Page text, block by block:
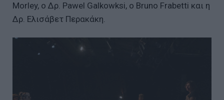
Morley, ο Δρ. Pawel Galkowksi, ο Bruno Frabetti και η
Δρ. Ελισάβετ Περακάκη.